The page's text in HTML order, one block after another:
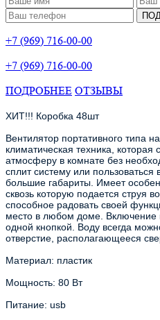
+7 (969) 716-00-00
+7 (969) 716-00-00
ПОДРОБНЕЕ ОТЗЫВЫ
ХИТ!!! Коробка 48шт
Вентилятор портативного типа
климатическая техника,
атмосферу в комнате без
сплит систему или
большие габариты. Имеет
сквозь которую подается струя
способное радовать своей
место в любом доме. Включение
одной кнопкой. Воду всегда
отверстие, располагающееся
Материал: пластик
Мощность: 80 Вт
Питание: usb